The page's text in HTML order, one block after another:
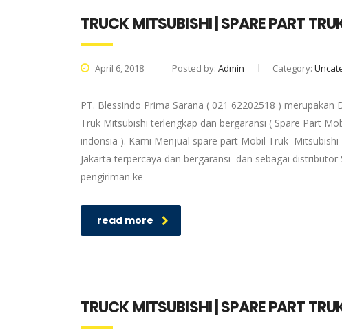
TRUCK MITSUBISHI | SPARE PART
April 6, 2018 Posted by: Admin Category:
PT. Blessindo Prima Sarana ( 021 62202518 )
Truk Mitsubishi terlengkap dan bergaransi ( Spare Part
indonsia ). Kami Menjual spare part Mobil Truk
Jakarta terpercaya dan bergaransi dan sebagai
pengiriman ke
read more
TRUCK MITSUBISHI | SPARE PART